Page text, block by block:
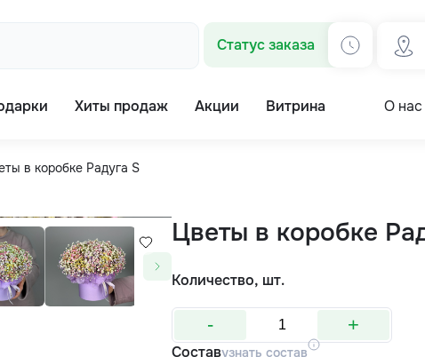
Статус заказа
Хиты продаж Акции Витрина О нас
в коробке Радуга S
Цветы в коробке
Количество, шт.
- +
Составузнать состав